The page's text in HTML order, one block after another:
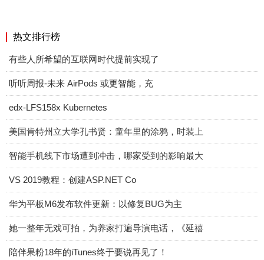
热文排行榜
有些人所希望的互联网时代提前实现了
听听周报-未来 AirPods 或更智能，充
edx-LFS158x Kubernetes
美国肯特州立大学孔书贤：童年里的涂鸦，时装上
智能手机线下市场遭到冲击，哪家受到的影响最大
VS 2019教程：创建ASP.NET Co
华为平板M6发布软件更新：以修复BUG为主
她一整年无戏可拍，为养家打遍导演电话，《延禧
陪伴果粉18年的iTunes终于要说再见了！